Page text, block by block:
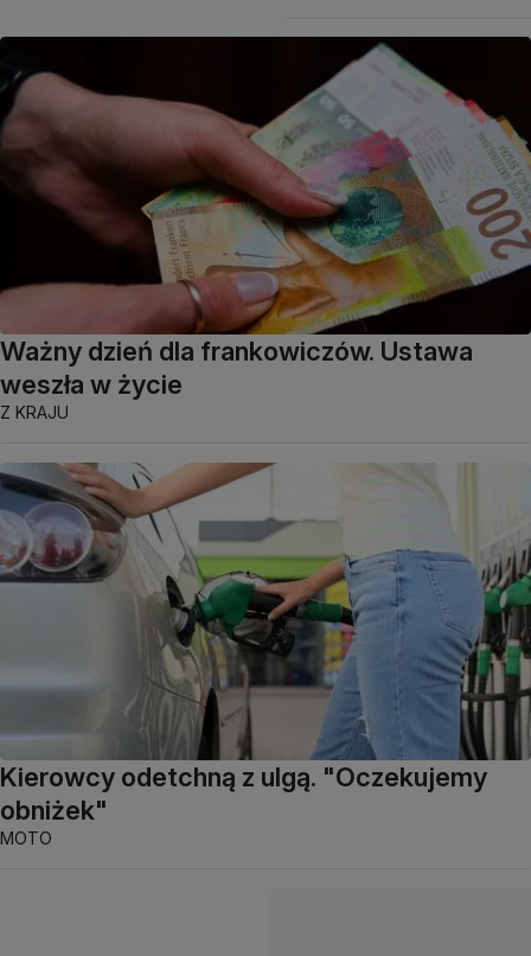
Ważny dzień dla frankowiczów. Ustawa
weszła w życie
Z KRAJU
Kierowcy odetchną z ulgą. "Oczekujemy
obniżek"
MOTO